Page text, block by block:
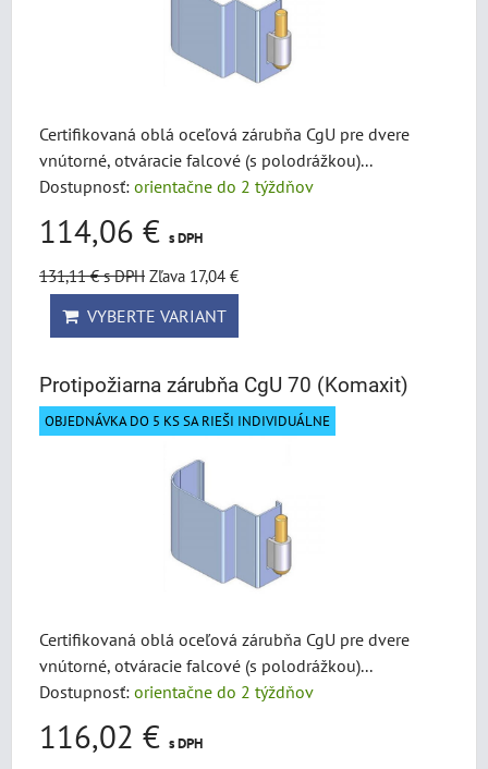
Certifikovaná oblá oceľová zárubňa CgU pre dvere
vnútorné, otváracie falcové (s polodrážkou)...
Dostupnosť: orientačne do 2 týždňov
114,06 € s DPH
131,11 €s DPH Zľava 17,04 €
VYBERTE VARIANT
Protipožiarna zárubňa CgU 70 (Komaxit)
OBJEDNÁVKA DO 5 KS SA RIEŠI INDIVIDUÁLNE
Certifikovaná oblá oceľová zárubňa CgU pre dvere
vnútorné, otváracie falcové (s polodrážkou)...
Dostupnosť: orientačne do 2 týždňov
116,02 € s DPH